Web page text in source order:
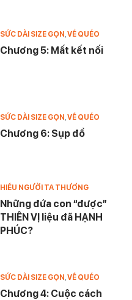
SỨC DÀI SIZE GỌN,VỀ QUÉO
Chương 5: Mất kết nối
SỨC DÀI SIZE GỌN,VỀ QUÉO
Chương 6: Sụp đổ
HIỂU NGƯỜI TA THƯƠNG
Những đứa con “được”
THIÊN VỊ liệu đã HẠNH
PHÚC?
SỨC DÀI SIZE GỌN,VỀ QUÉO
Chương 4: Cuộc cách